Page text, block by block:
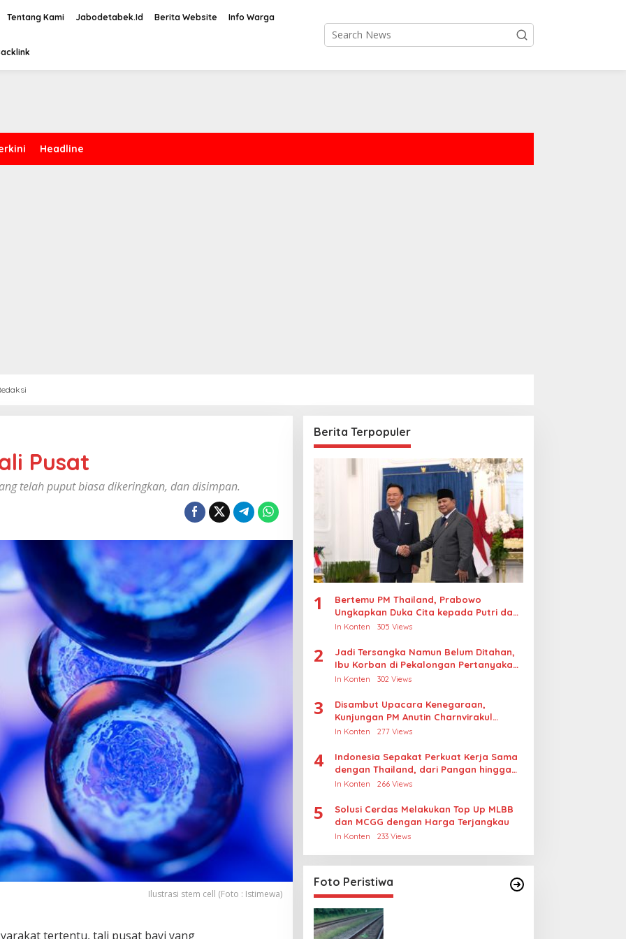
Tentang Kami Jabodetabek.Id Berita Website Info Warga
Headline
Pusat
telah puput biasa dikeringkan, dan disimpan.
Ilustrasi stem cell (Foto : Istimewa)
tertentu, tali pusat bayi yang
Berita Terpopuler
1
Bertemu PM Thailand, Prabowo
Ungkapkan Duka Cita kepada Putri dan
Selamat Ulang Tahun ke Raja Thailand
In Konten 305 Views
2
Jadi Tersangka Namun Belum Ditahan,
Ibu Korban di Pekalongan Pertanyakan
Keseriusan Polisi Tangani Kasus
In Konten 302 Views
3
Disambut Upacara Kenegaraan,
Kunjungan PM Anutin Charnvirakul
Perkuat Hubungan Indonesia-Thailand
In Konten 277 Views
4
Indonesia Sepakat Perkuat Kerja Sama
dengan Thailand, dari Pangan hingga
Ekonomi Digital
In Konten 266 Views
5
Solusi Cerdas Melakukan Top Up MLBB
dan MCGG dengan Harga Terjangkau
In Konten 233 Views
Foto Peristiwa